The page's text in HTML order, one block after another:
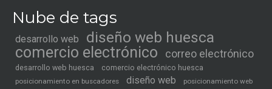
Nube de tags
desarrollo web
diseño web huesca
comercio electrónico
correo electrónico
desarrollo web huesca comercio electrónico huesca
posicionamiento en buscadores diseño web
posicionamiento web